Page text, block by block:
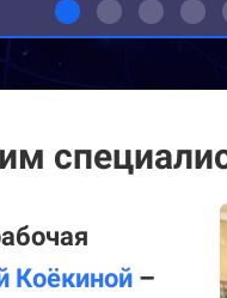
Коёкиной –